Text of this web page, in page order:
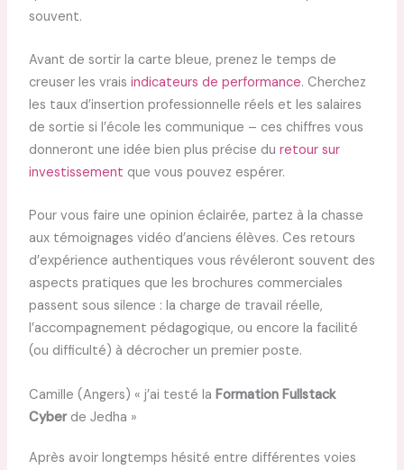
souvent.
Avant de sortir la carte bleue, prenez le temps de
creuser les vrais indicateurs de performance. Cherchez
les taux d’insertion professionnelle réels et les salaires
de sortie si l’école les communique – ces chiffres vous
donneront une idée bien plus précise du retour sur
investissement que vous pouvez espérer.
Pour vous faire une opinion éclairée, partez à la chasse
aux témoignages vidéo d’anciens élèves. Ces retours
d’expérience authentiques vous révéleront souvent des
aspects pratiques que les brochures commerciales
passent sous silence : la charge de travail réelle,
l’accompagnement pédagogique, ou encore la facilité
(ou difficulté) à décrocher un premier poste.
Camille (Angers) « j’ai testé la Formation Fullstack
Cyberde Jedha »
Après avoir longtemps hésité entre différentes voies